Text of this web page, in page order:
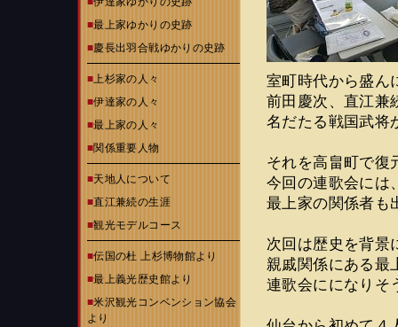
■最上家ゆかりの史跡
■慶長出羽合戦ゆかりの史跡
■上杉家の人々
■伊達家の人々
■最上家の人々
■関係重要人物
■天地人について
■直江兼続の生涯
■観光モデルコース
■伝国の杜 上杉博物館より
■最上義光歴史館より
■米沢観光コンベンション協会
より
室町時代から盛ん
前田慶次、直江兼
名だたる戦国武将
それを高畠町で復
今回の連歌会には
最上家の関係者も
次回は歴史を背景
親戚関係にある最
連歌会にになりそ